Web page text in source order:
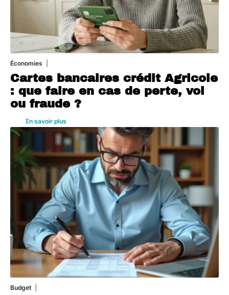
Économies
Cartes bancaires crédit Agricole
: que faire en cas de perte, vol
ou fraude ?
En savoir plus
Budget